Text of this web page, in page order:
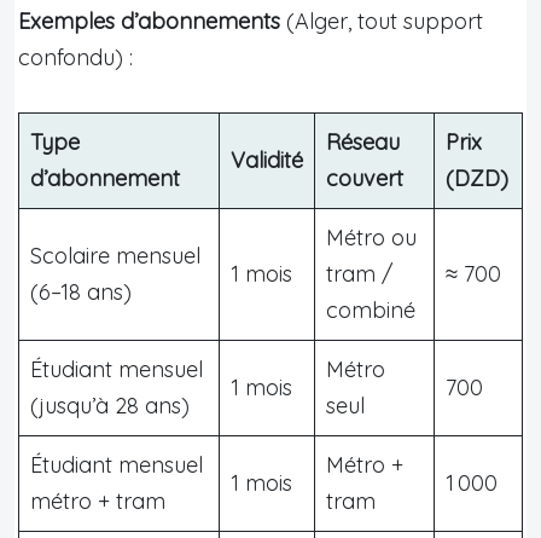
Exemples d’abonnements (Alger, tout support
confondu) :
Type
d’abonnement
Validité
Réseau
couvert
Prix
(DZD)
Scolaire mensuel
(6–18 ans)
1 mois
Métro ou
tram /
combiné
≈ 700
Étudiant mensuel
(jusqu’à 28 ans)
1 mois
Métro
seul
700
Étudiant mensuel
métro + tram
1 mois
Métro +
tram
1 000